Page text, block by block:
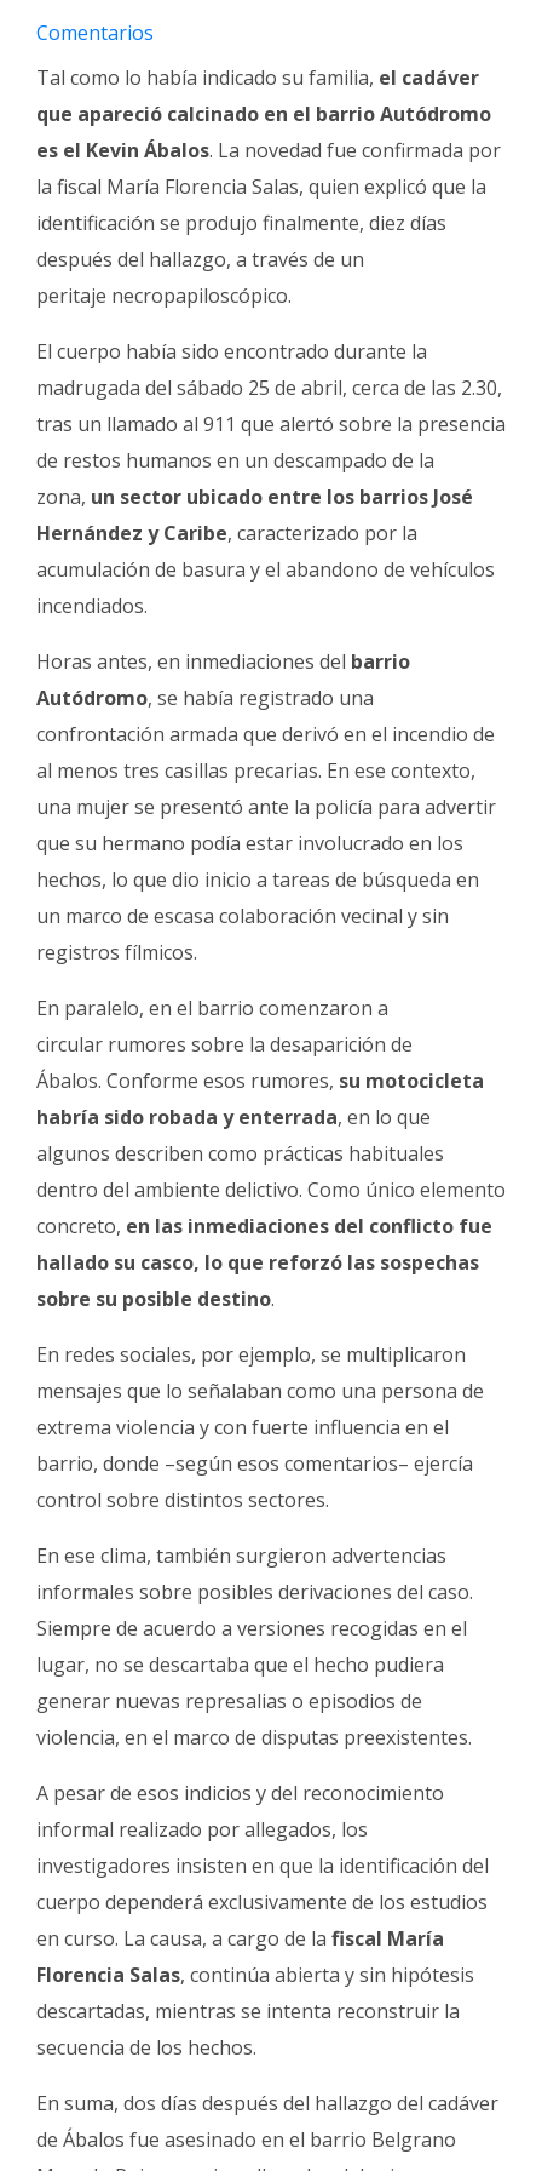
Comentarios
Tal como lo había indicado su familia, el cadáver
que apareció calcinado en el barrio Autódromo
es el Kevin Ábalos. La novedad fue confirmada por
la fiscal María Florencia Salas, quien explicó que la
identificación se produjo finalmente, diez días
después del hallazgo, a través de un
peritaje necropapiloscópico.
El cuerpo había sido encontrado durante la
madrugada del sábado 25 de abril, cerca de las 2.30,
tras un llamado al 911 que alertó sobre la presencia
de restos humanos en un descampado de la
zona, un sector ubicado entre los barrios José
Hernández y Caribe, caracterizado por la
acumulación de basura y el abandono de vehículos
incendiados.
Horas antes, en inmediaciones del barrio
Autódromo, se había registrado una
confrontación armada que derivó en el incendio de
al menos tres casillas precarias. En ese contexto,
una mujer se presentó ante la policía para advertir
que su hermano podía estar involucrado en los
hechos, lo que dio inicio a tareas de búsqueda en
un marco de escasa colaboración vecinal y sin
registros fílmicos.
En paralelo, en el barrio comenzaron a
circular rumores sobre la desaparición de
Ábalos. Conforme esos rumores, su motocicleta
habría sido robada y enterrada, en lo que
algunos describen como prácticas habituales
dentro del ambiente delictivo. Como único elemento
concreto, en las inmediaciones del conflicto fue
hallado su casco, lo que reforzó las sospechas
sobre su posible destino.
En redes sociales, por ejemplo, se multiplicaron
mensajes que lo señalaban como una persona de
extrema violencia y con fuerte influencia en el
barrio, donde –según esos comentarios– ejercía
control sobre distintos sectores.
En ese clima, también surgieron advertencias
informales sobre posibles derivaciones del caso.
Siempre de acuerdo a versiones recogidas en el
lugar, no se descartaba que el hecho pudiera
generar nuevas represalias o episodios de
violencia, en el marco de disputas preexistentes.
A pesar de esos indicios y del reconocimiento
informal realizado por allegados, los
investigadores insisten en que la identificación del
cuerpo dependerá exclusivamente de los estudios
en curso. La causa, a cargo de la fiscal María
Florencia Salas, continúa abierta y sin hipótesis
descartadas, mientras se intenta reconstruir la
secuencia de los hechos.
En suma, dos días después del hallazgo del cadáver
de Ábalos fue asesinado en el barrio Belgrano